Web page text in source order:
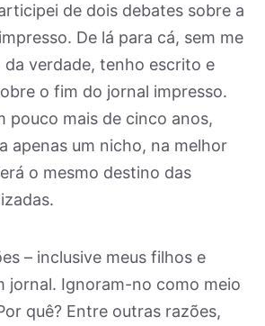
de dois debates sobre a
De lá para cá, sem me
verdade, tenho escrito e
o fim do jornal impresso.
pouco mais de cinco anos,
apenas um nicho, na melhor
o mesmo destino das
– inclusive meus filhos e
jornal. Ignoram-no como meio
quê? Entre outras razões,